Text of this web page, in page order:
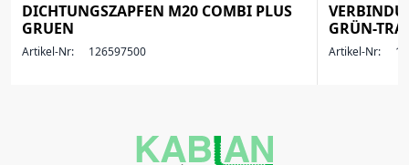
DICHTUNGSZAPFEN M20 COMBI PLUS
GRUEN
Artikel-Nr: 126597500
GRÜN-
Artikel-Nr: